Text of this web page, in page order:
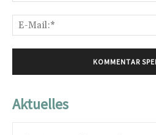
Aktuelles